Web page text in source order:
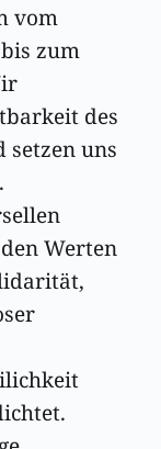
vom
zum
des
setzen uns
Werten